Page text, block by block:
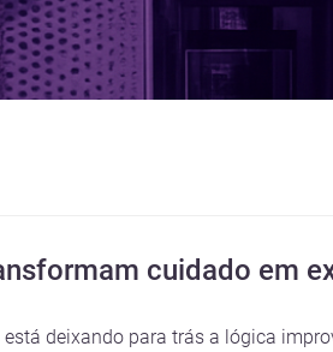
cuidado em
deixando para trás a lógica